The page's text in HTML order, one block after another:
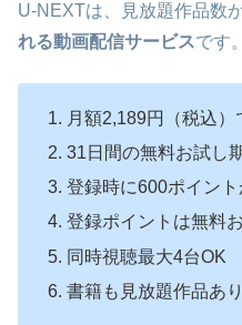
U-NEXTは、見放題作品数
れる動画配信サービスです。
月額2,189円（税込
31日間の無料お試し
登録時に600ポイン
登録ポイントは無料
同時視聴最大4台OK
書籍も見放題作品あり